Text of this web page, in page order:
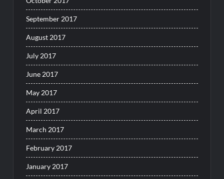
September 2017
August 2017
July 2017
June 2017
May 2017
April 2017
March 2017
February 2017
January 2017